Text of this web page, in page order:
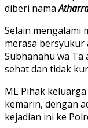
diberi nama
Selain mengalami
merasa bersyukur
Subhanahu wa Ta
sehat dan tidak
ML Pihak
kemarin, dengan
kejadian ini ke